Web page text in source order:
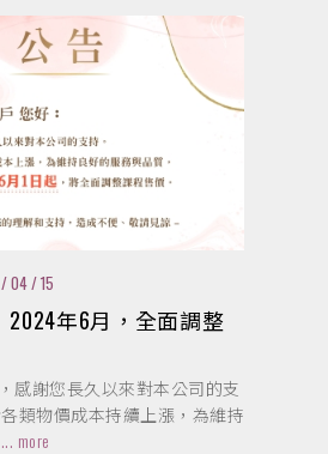
04 / 15
2024年6月，全面調整
感謝您長久以來對本公司的支
類物價成本持續上漲，為維持
... more